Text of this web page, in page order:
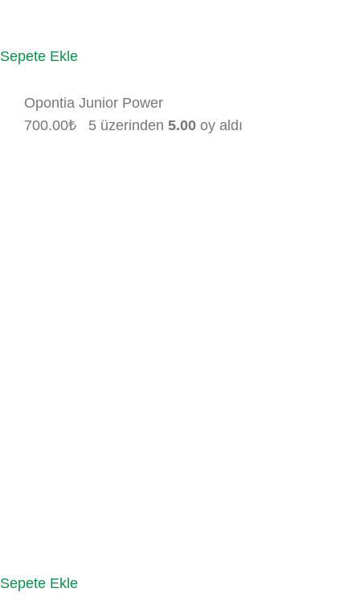
Sepete Ekle
Opontia Junior Power
700.00₺ 5 üzerinden 5.00 oy aldı
Sepete Ekle